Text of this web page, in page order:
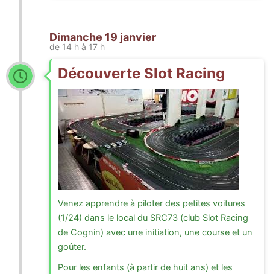
Dimanche 19 janvier
de 14 h à 17 h
Découverte Slot Racing
Venez apprendre à piloter des petites voitures
(1/24) dans le local du SRC73 (club Slot Racing
de Cognin) avec une initiation, une course et un
goûter.
Pour les enfants (à partir de huit ans) et les